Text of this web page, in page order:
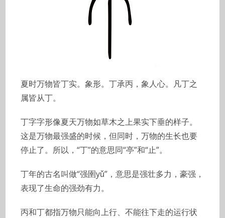
夏时万物皆丁实。象形。丁承丙，象人心。凡丁之
属皆从丁。
丁字字形像夏天万物如草木之上果实下垂的样子。
这是万物最强盛的时候，但同时，万物的生长也要
停止了。所以，“丁”的意思同“亭”和“止”。
丁年的古名叫做“强圉yǔ”，意思是强壮多力，豪强，
表现了生命的强劲有力。
丙和丁都指万物只能向上行、不能往下走的运行状